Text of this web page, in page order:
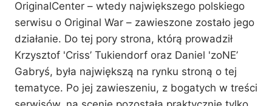
OriginalCenter – wtedy największego polskiego
serwisu o Original War – zawieszone zostało jego
działanie. Do tej pory strona, którą prowadził
Krzysztof 'Criss’ Tukiendorf oraz Daniel 'zoNE’
Gabryś, była największą na rynku stroną o tej
tematyce. Po jej zawieszeniu, z bogatych w treści